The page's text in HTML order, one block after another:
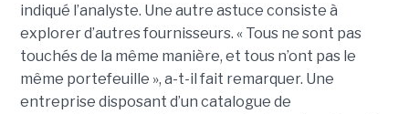
indiqué l’analyste. Une autre astuce consiste à
explorer d’autres fournisseurs. « Tous ne sont pas
touchés de la même manière, et tous n’ont pas le
même portefeuille », a-t-il fait remarquer. Une
entreprise disposant d’un catalogue de